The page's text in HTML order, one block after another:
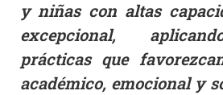
y niñas con altas
excepcional,
prácticas que
académico, emocional y